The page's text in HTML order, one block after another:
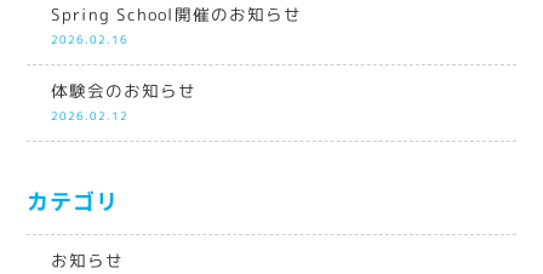
Spring School開催のお知らせ
2026.02.16
体験会のお知らせ
2026.02.12
カテゴリ
お知らせ